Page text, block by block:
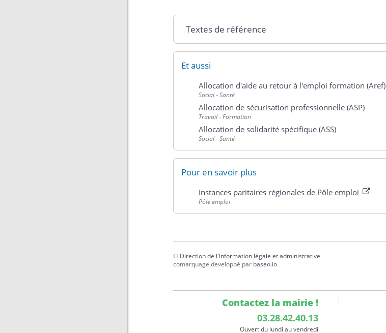
Textes de référence
Et aussi
Allocation d'aide au retour à l'emploi formation (Aref)
Social - Santé
Allocation de sécurisation professionnelle (ASP)
Travail - Formation
Allocation de solidarité spécifique (ASS)
Social - Santé
Pour en savoir plus
Instances paritaires régionales de Pôle emploi
Pôle emploi
© Direction de l'information légale et administrative
comarquage developpé par baseo.io
Contactez la mairie !
03.28.42.40.13
Ouvert du lundi au vendredi